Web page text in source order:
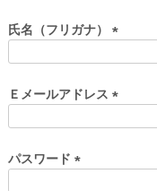
須
)
氏名（フリガナ）
須
)
Ｅメールアドレス
)
パスワード